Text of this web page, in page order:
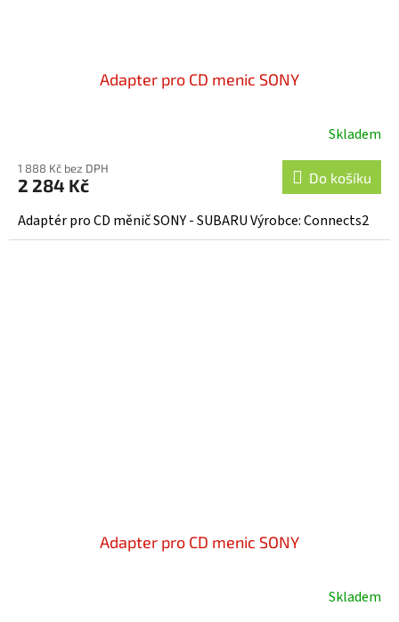
Adapter pro CD menic SONY
Skladem
1 888 Kč bez DPH
2 284 Kč Do košíku
Adaptér pro CD měnič SONY - SUBARU Výrobce: Connects2
Adapter pro CD menic SONY
Skladem